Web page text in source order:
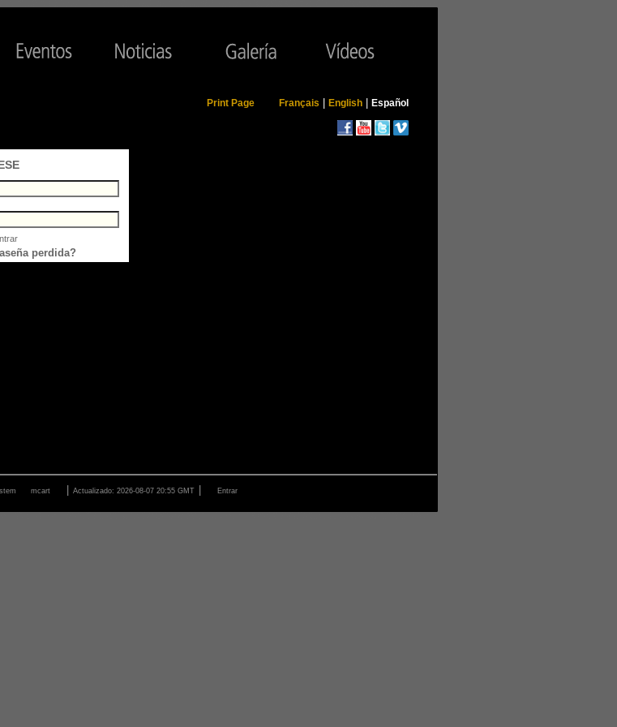
Print Page Français English Español
perdida?
mcart Actualizado: 2026-08-07 20:55 GMT Entrar